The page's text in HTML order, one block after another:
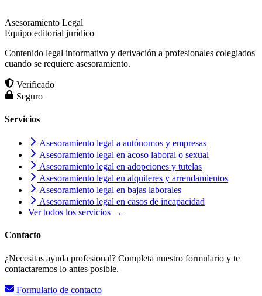
Asesoramiento Legal
Equipo editorial jurídico
Contenido legal informativo y derivación a profesionales colegiados
cuando se requiere asesoramiento.
Verificado
Seguro
Servicios
Asesoramiento legal a autónomos y empresas
Asesoramiento legal en acoso laboral o sexual
Asesoramiento legal en adopciones y tutelas
Asesoramiento legal en alquileres y arrendamientos
Asesoramiento legal en bajas laborales
Asesoramiento legal en casos de incapacidad
Ver todos los servicios →
Contacto
¿Necesitas ayuda profesional? Completa nuestro formulario y te
contactaremos lo antes posible.
Formulario de contacto